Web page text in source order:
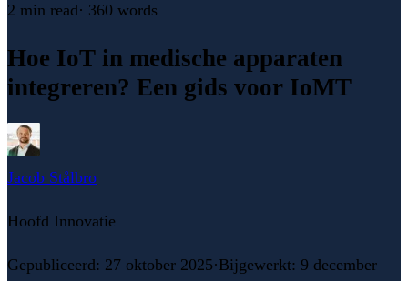
2 min read· 360 words
Hoe IoT in medische apparaten
integreren? Een gids voor IoMT
Jacob Stålbro
Hoofd Innovatie
Gepubliceerd: 27 oktober 2025·Bijgewerkt: 9 december